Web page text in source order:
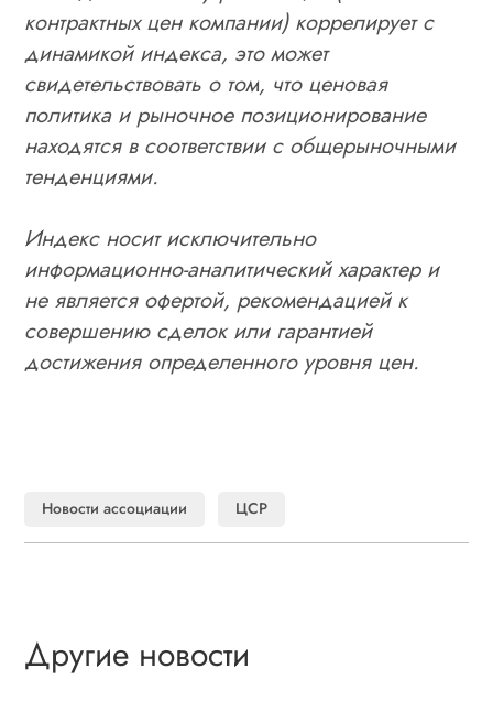
контрактных цен компании) коррелирует с
динамикой индекса, это может
свидетельствовать о том, что ценовая
политика и рыночное позиционирование
находятся в соответствии с общерыночными
тенденциями.
Индекс носит исключительно
информационно-аналитический характер и
не является офертой, рекомендацией к
совершению сделок или гарантией
достижения определенного уровня цен.
Новости ассоциации ЦСР
Другие новости